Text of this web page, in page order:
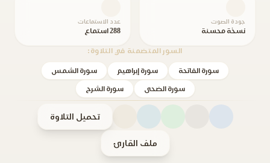
جودة الصوت
نسخة محسنة
عدد الاستماعات
288 استماع
السور المتضمنة في التلاوة:
سورة الفاتحة سورة إبراهيم سورة الشمس
سورة الضحى سورة الشرح
تحميل التلاوة
ملف القارئ